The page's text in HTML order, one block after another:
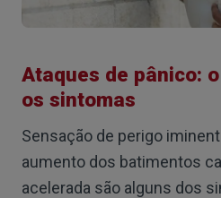
Ataques de pânico:
os sintomas
Sensação de perigo
aumento dos batimentos
acelerada são alguns dos